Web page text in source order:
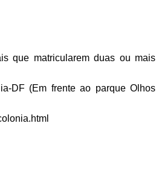
que matricularem duas ou mais
DF (Em frente ao parque Olhos